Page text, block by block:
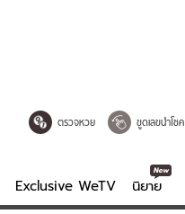
ตรวจหวย ขูดเลขนำโชค
Exclusive WeTV นิยาย